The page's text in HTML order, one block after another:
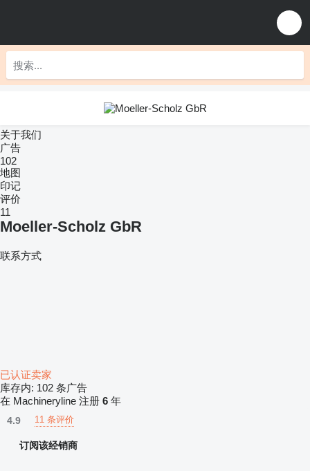
关于我们
广告
102
地图
印记
评价
11
Moeller-Scholz GbR
联系方式
已认证卖家
库存内: 102 条广告
在 Machineryline 注册 6 年
4.9 11 条评价
订阅该经销商